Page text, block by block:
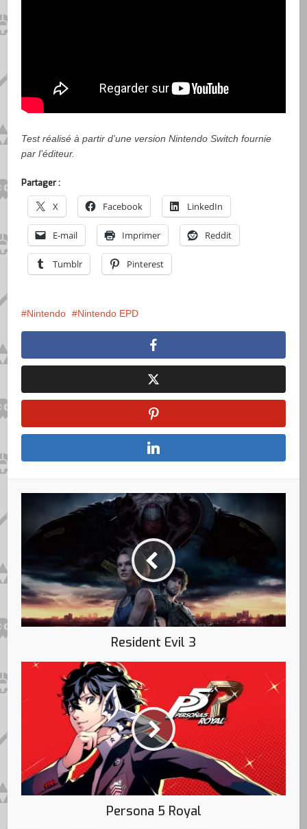
Test réalisé à partir d’une version Nintendo Switch fournie
par l’éditeur.
Partager :
X Facebook LinkedIn
E-mail Imprimer Reddit
Tumblr Pinterest
Nintendo Nintendo EPD
Resident Evil 3
Persona 5 Royal